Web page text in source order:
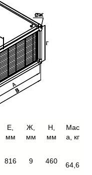
Е,
мм
Ж,
мм
H,
мм
Мас
а, кг
816 9 460 64,6